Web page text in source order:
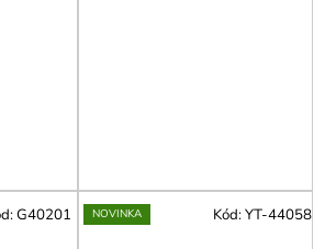
G40201 NOVINKA Kód:YT-44058